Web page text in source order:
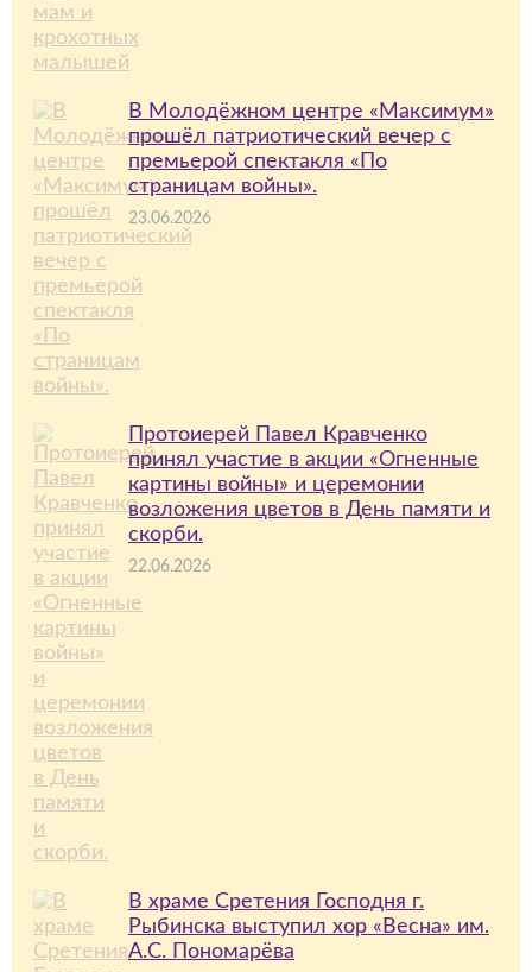
В Молодёжном центре «Максимум»
прошёл патриотический вечер с
премьерой спектакля «По
страницам войны».
23.06.2026
Протоиерей Павел Кравченко
принял участие в акции «Огненные
картины войны» и церемонии
возложения цветов в День памяти и
скорби.
22.06.2026
В храме Сретения Господня г.
Рыбинска выступил хор «Весна» им.
А.С. Пономарёва